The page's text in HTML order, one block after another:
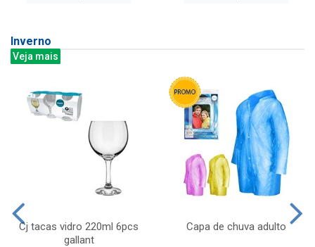
Inverno
Veja mais
Cj tacas vidro 220ml 6pcs
gallant
Capa de chuva adulto